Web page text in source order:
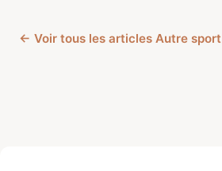
← Voir tous les articles Autre sport